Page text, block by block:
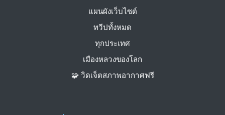
แผนผังเว็บไซต์
ทวีปทั้งหมด
ทุกประเทศ
เมืองหลวงของโลก
🧩 วิดเจ็ตสภาพอากาศฟรี